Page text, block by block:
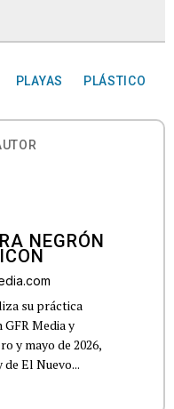
PLAYAS
PLÁSTICO
NEGRÓN
su práctica
Media y
y mayo de 2026,
El Nuevo...